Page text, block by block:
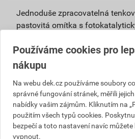
Jednoduše zpracovatelná
pastovitá omítka s
Připravená k přímému
penetrací weberpas
podklad S.
Díky modifikovanému
omítka weberpas
blízké silikátové omítce,
klimatické podmínky při
Unikátní receptura omítky
Používáme cookies pro
nákupu
Na webu dek.cz používáme soubory
správné fungování stránek, měřili
nabídky vašim zájmům. Kliknutím na
použitím všech typů cookies.
bezpečí a toto nastavení navíc
vypnout.